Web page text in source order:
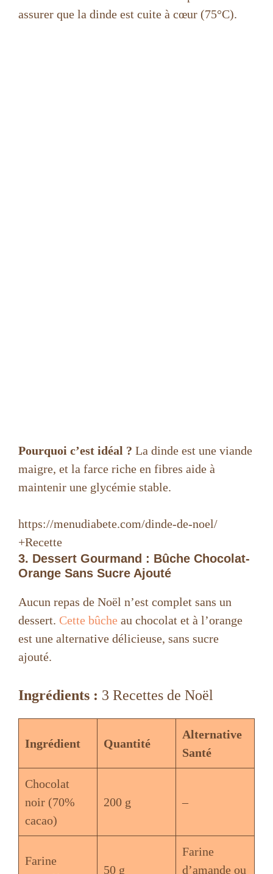
assurer que la dinde est cuite à cœur (75°C).
Pourquoi c’est idéal ? La dinde est une viande
maigre, et la farce riche en fibres aide à
maintenir une glycémie stable.
https://menudiabete.com/dinde-de-noel/
+Recette
3. Dessert Gourmand : Bûche Chocolat-
Orange Sans Sucre Ajouté
Aucun repas de Noël n’est complet sans un
dessert. Cette bûche au chocolat et à l’orange
est une alternative délicieuse, sans sucre
ajouté.
Ingrédients : 3 Recettes de Noël
Ingrédient Quantité
Alternative
Santé
Chocolat
noir (70%
cacao)
200 g –
Farine
50 g
Farine
d’amande ou